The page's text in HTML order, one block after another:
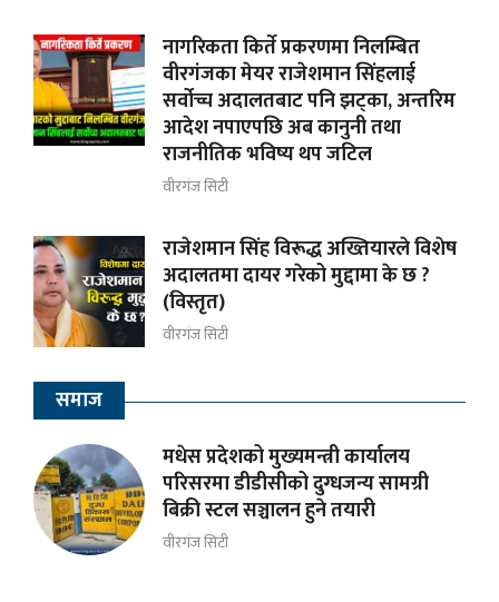
नागरिकता किर्ते प्रकरणमा निलम्बित
वीरगंजका मेयर राजेशमान सिंहलाई
सर्वोच्च अदालतबाट पनि झट्का, अन्तरिम
आदेश नपाएपछि अब कानुनी तथा
राजनीतिक भविष्य थप जटिल
वीरगंज सिटी
राजेशमान सिंह विरूद्ध अख्तियारले विशेष
अदालतमा दायर गरेको मुद्दामा के छ ?
(विस्तृत)
वीरगंज सिटी
समाज
मधेस प्रदेशको मुख्यमन्त्री कार्यालय
परिसरमा डीडीसीको दुग्धजन्य सामग्री
बिक्री स्टल सञ्चालन हुने तयारी
वीरगंज सिटी